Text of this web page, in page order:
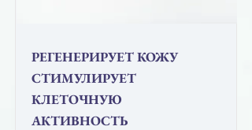
РЕГЕНЕРИРУЕТ КОЖУ
СТИМУЛИРУЕТ
КЛЕТОЧНУЮ
АКТИВНОСТЬ